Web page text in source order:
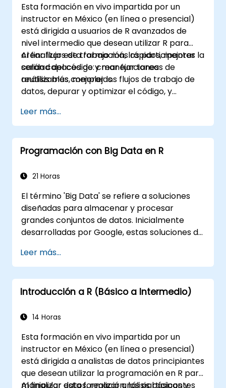
Esta formación en vivo impartida por un
instructor en México (en línea o presencial)
está dirigida a usuarios de R avanzados de
nivel intermedio que desean utilizar R para
crear flujos de trabajo más rápidos, mejorar la
calidad del código y manejar tareas de
análisis más complejas.
Al finalizar esta formación, los participantes
serán capaces de: crear funciones
reutilizables, mejorar los flujos de trabajo de
datos, depurar y optimizar el código, y
Leer más...
Programación con Big Data en R
21 Horas
El término 'Big Data' se refiere a soluciones
diseñadas para almacenar y procesar
grandes conjuntos de datos. Inicialmente
desarrolladas por Google, estas soluciones de
proyectos similares, muchos de los cuales
están disponibles como código abierto. R es
un lenguaje de programación muy popular en
la industria financiera.
Leer más...
Introducción a R (Básico a Intermedio)
14 Horas
Esta formación en vivo impartida por un
instructor en México (en línea o presencial)
está dirigida a analistas de datos principiantes
que desean utilizar la programación en R para
manipular datos, realizar análisis básicos y
Al finalizar esta formación, los participantes